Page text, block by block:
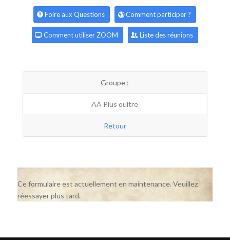
Foire aux Questions Comment participer ?
Comment utiliser ZOOM Liste des réunions
Groupe :
AA Plus oultre
Retour
Ce formulaire est actuellement en maintenance. Veuillez
réessayer plus tard.